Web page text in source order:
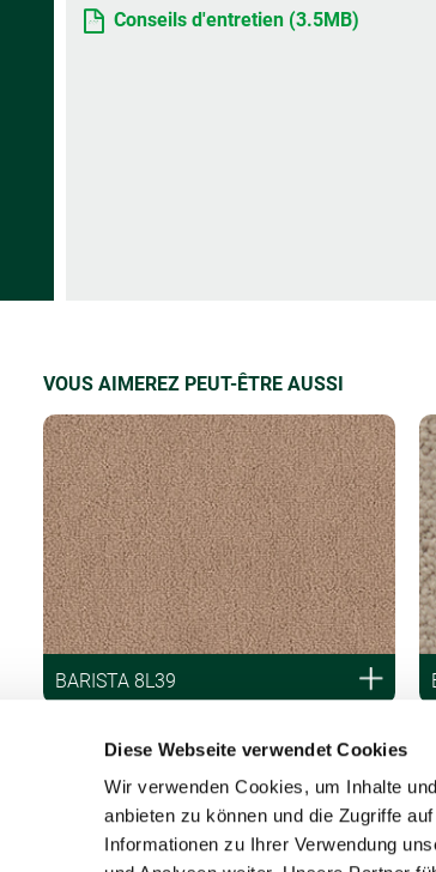
Diese Webseite verwendet Cookies
Wir verwenden Cookies, um Inhalte
anbieten zu können und die Zugriffe
Informationen zu Ihrer Verwendung
Conseils d'entretien (3.5MB)
VOUS AIMEREZ PEUT-ÊTRE AUSSI
BARISTA 8L39